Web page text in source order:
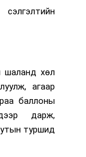
шаланд хөл
агаар
баллоны
дарж,
туршид